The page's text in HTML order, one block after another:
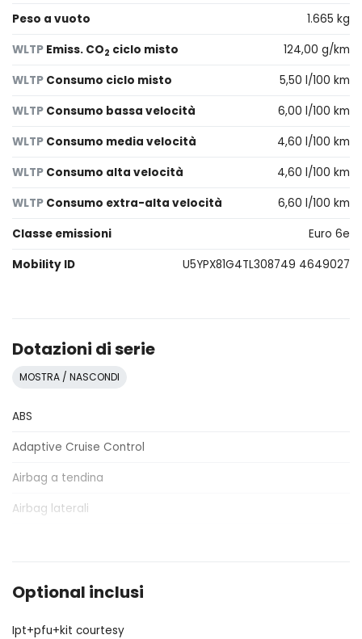
Peso a vuoto
1.665 kg
WLTP Emiss. CO2 ciclo misto
124,00 g/km
WLTP Consumo ciclo misto
5,50 l/100 km
WLTP Consumo bassa velocità
6,00 l/100 km
WLTP Consumo media velocità
4,60 l/100 km
WLTP Consumo alta velocità
4,60 l/100 km
WLTP Consumo extra-alta velocità
6,60 l/100 km
Classe emissioni
Euro 6e
Mobility ID
U5YPX81G4TL308749 4649027
Dotazioni di serie
MOSTRA / NASCONDI
ABS
Adaptive Cruise Control
Airbag a tendina
Airbag laterali
Alzacristalli elettrici anteriori e posteriori
Assistente al parcheggio
Optional inclusi
Ipt+pfu+kit courtesy